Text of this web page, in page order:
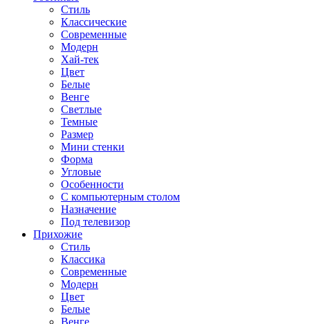
Стиль
Классические
Современные
Модерн
Хай-тек
Цвет
Белые
Венге
Светлые
Темные
Размер
Мини стенки
Форма
Угловые
Особенности
С компьютерным столом
Назначение
Под телевизор
Прихожие
Стиль
Классика
Современные
Модерн
Цвет
Белые
Венге